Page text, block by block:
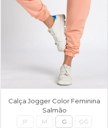
Calça Jogger Color Feminina
Salmão
P M G GG